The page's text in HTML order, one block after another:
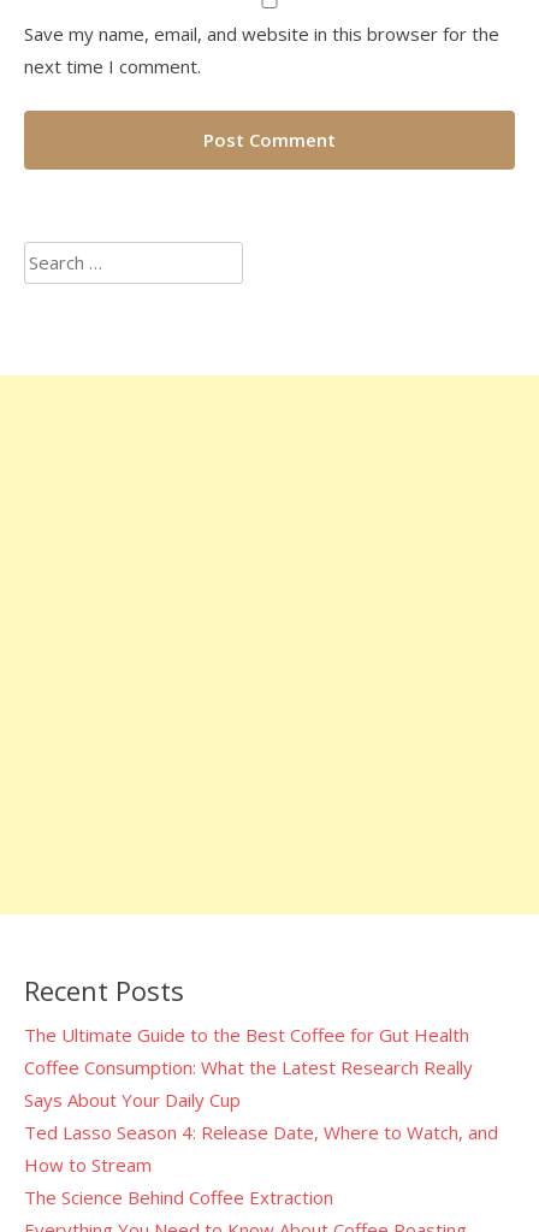
Save my name, email, and website in this browser for the
next time I comment.
Search
for:
Recent Posts
The Ultimate Guide to the Best Coffee for Gut Health
Coffee Consumption: What the Latest Research Really
Says About Your Daily Cup
Ted Lasso Season 4: Release Date, Where to Watch, and
How to Stream
The Science Behind Coffee Extraction